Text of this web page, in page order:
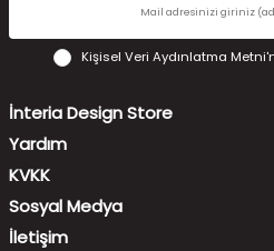
Kişisel Veri Aydınlatma
İnteria Design Store
Yardım
KVKK
Sosyal Medya
İletişim